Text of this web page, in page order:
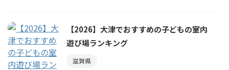
【2026】大津でおすすめの子どもの室内
遊び場ランキング
滋賀県